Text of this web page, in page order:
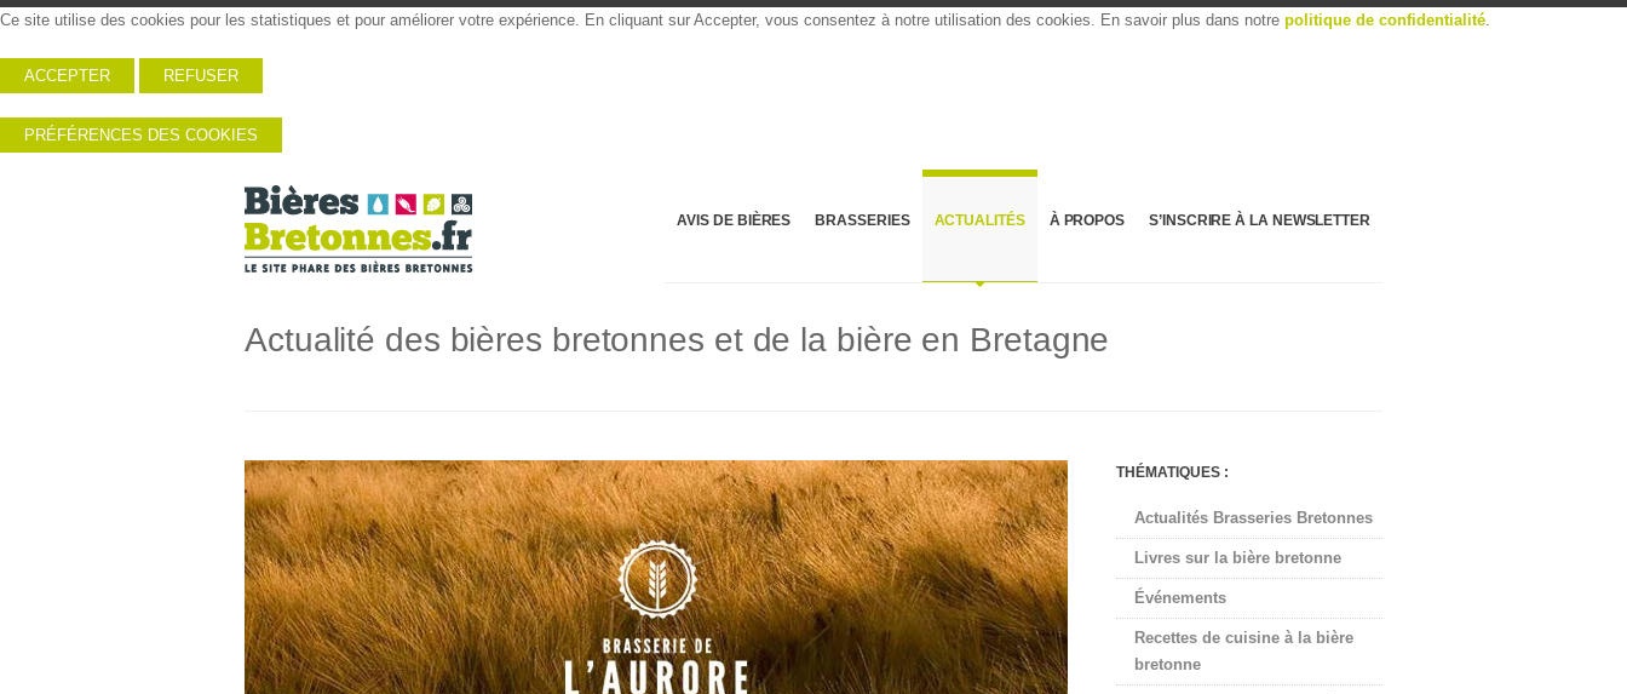
Ce site utilise des cookies pour les statistiques et pour améliorer votre expérience. En cliquant sur Accepter, vous consentez à notre utilisation des cookies. En savoir plus dans notre politique de confidentialité.
ACCEPTER REFUSER
PRÉFÉRENCES DES COOKIES
AVIS DE BIÈRES BRASSERIES ACTUALITÉS À PROPOS S’INSCRIRE À LA NEWSLETTER
Actualité des bières bretonnes et de la bière en Bretagne
THÉMATIQUES :
Actualités Brasseries Bretonnes
Livres sur la bière bretonne
Événements
Recettes de cuisine à la bière
bretonne